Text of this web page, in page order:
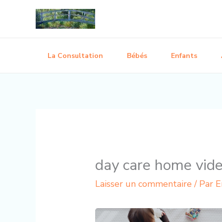
La Consultation Bébés Enfants
day care home
Laisser un commentaire / Par